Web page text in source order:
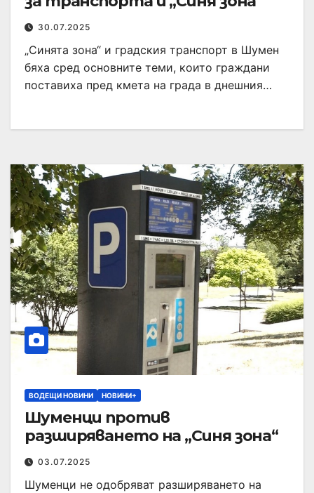
30.07.2025
„Синята зона“ и градския транспорт в Шумен
бяха сред основните теми, които граждани
поставиха пред кмета на града в днешния…
ВОДЕЩИ НОВИНИ НОВИНИ+
Шуменци против
разширяването на „Синя зона“
03.07.2025
Шуменци не одобряват разширяването на